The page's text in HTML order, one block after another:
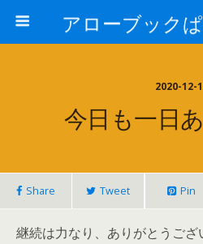
アローブック
2020-12-
今日も一日
Share Tweet Pin
継続は力なり、ありがとうご